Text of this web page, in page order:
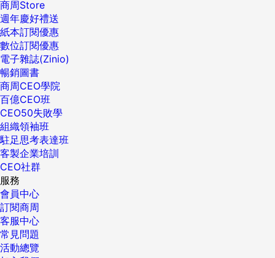
商周Store
週年慶好禮送
紙本訂閱優惠
數位訂閱優惠
電子雜誌(Zinio)
暢銷圖書
商周CEO學院
百億CEO班
CEO50失敗學
組織領袖班
駐足思考表達班
客製企業培訓
CEO社群
服務
會員中心
訂閱商周
客服中心
常見問題
活動總覽